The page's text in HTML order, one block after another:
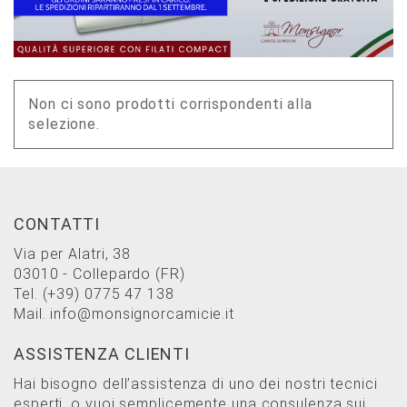
Non ci sono prodotti corrispondenti alla
selezione.
CONTATTI
Via per Alatri, 38
03010 - Collepardo (FR)
Tel. (+39) 0775 47 138
Mail. info@monsignorcamicie.it
ASSISTENZA CLIENTI
Hai bisogno dell’assistenza di uno dei nostri tecnici
esperti, o vuoi semplicemente una consulenza sui